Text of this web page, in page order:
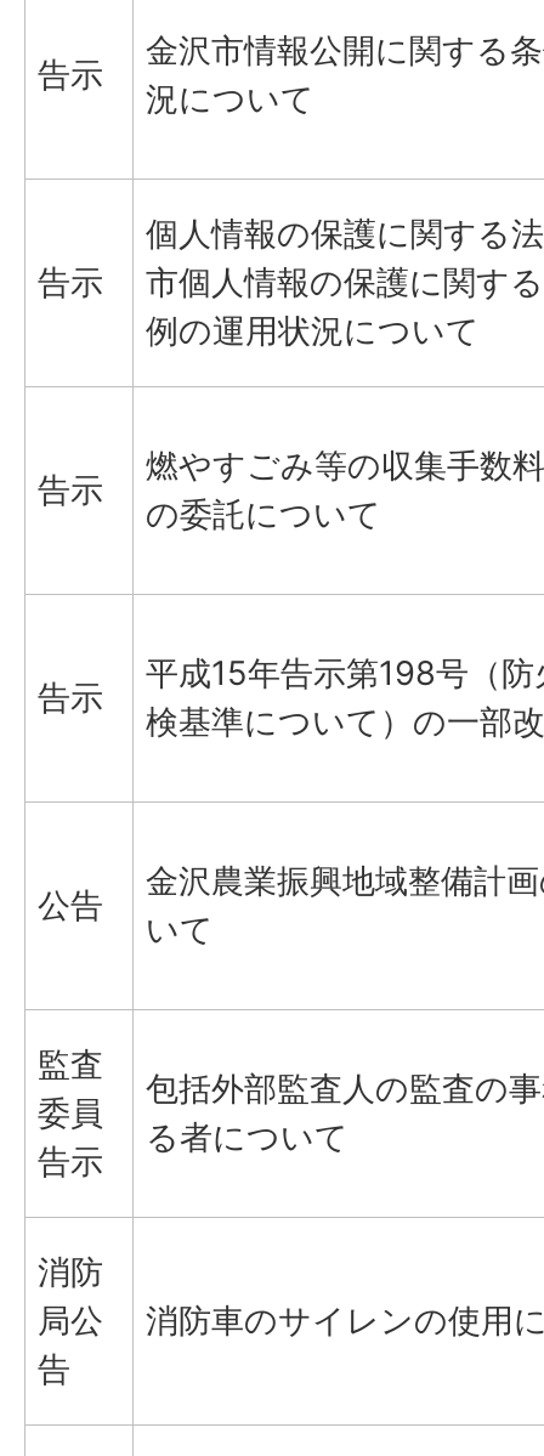
告示
金沢市情報公開に関する
況について
告示
個人情報の保護に関する
市個人情報の保護に関す
例の運用状況について
告示
燃やすごみ等の収集手数
の委託について
告示
平成15年告示第198号（
検基準について）の一部
公告
金沢農業振興地域整備計
いて
監査
委員
告示
包括外部監査人の監査の
る者について
消防
局公
告
消防車のサイレンの使用